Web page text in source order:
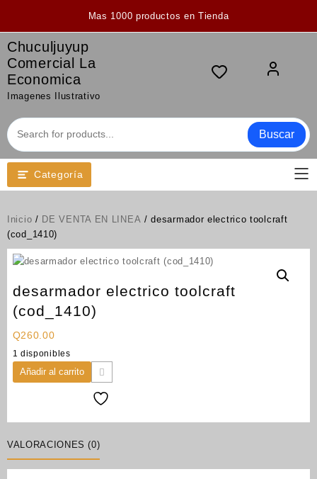
Mas 1000 productos en Tienda
Chuculjuyup
Comercial La
Economica
Imagenes Ilustrativo
Buscar
Categoría
Inicio / DE VENTA EN LINEA / desarmador electrico toolcraft
(cod_1410)
desarmador electrico toolcraft
(cod_1410)
Q260.00
1 disponibles
desarmador
electrico
Añadir al carrito
VALORACIONES (0)